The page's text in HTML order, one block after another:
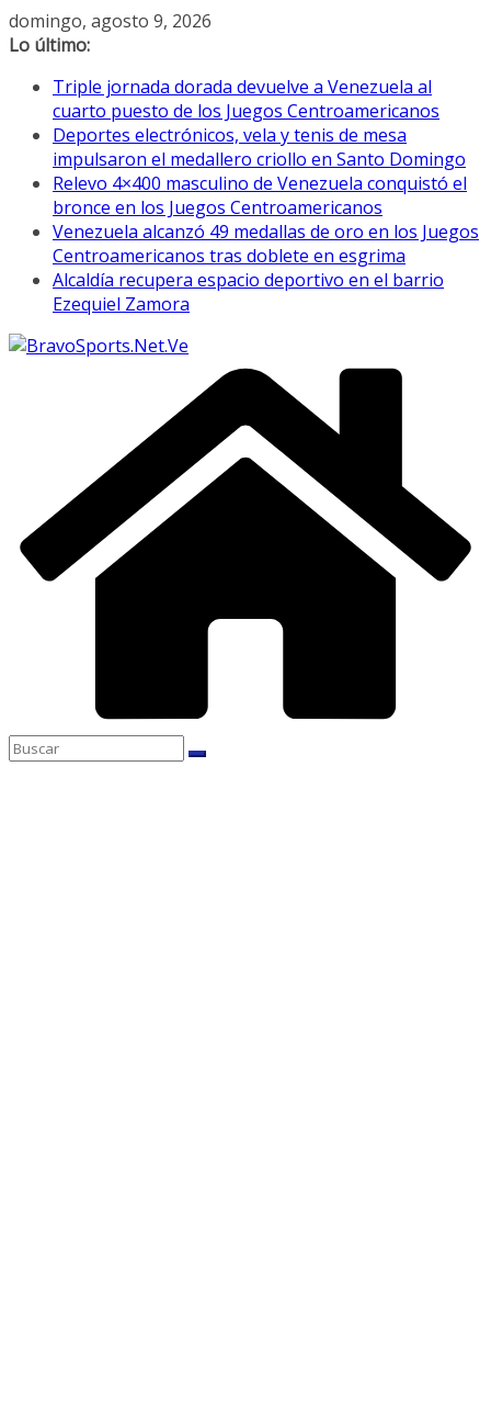
Saltar
al
domingo, agosto 9, 2026
Lo último:
Triple jornada dorada devuelve a Venezuela al
cuarto puesto de los Juegos Centroamericanos
Deportes electrónicos, vela y tenis de mesa
impulsaron el medallero criollo en Santo Domingo
Relevo 4×400 masculino de Venezuela conquistó el
bronce en los Juegos Centroamericanos
Venezuela alcanzó 49 medallas de oro en los Juegos
Centroamericanos tras doblete en esgrima
Alcaldía recupera espacio deportivo en el barrio
Ezequiel Zamora